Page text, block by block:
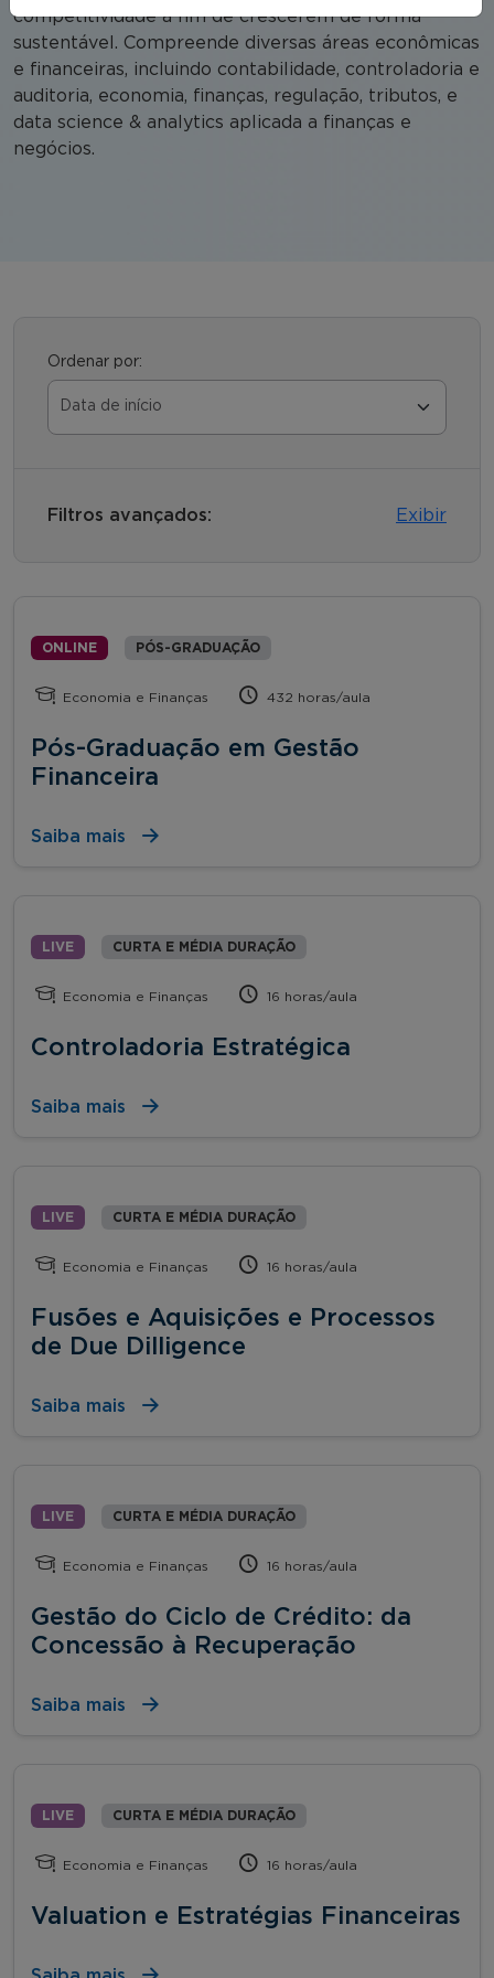
competitividade a fim de crescerem de forma
sustentável. Compreende diversas áreas econômicas
e financeiras, incluindo contabilidade, controladoria e
auditoria, economia, finanças, regulação, tributos, e
data science & analytics aplicada a finanças e
negócios.
Ordenar por:
Filtros avançados: Exibir
ONLINE PÓS-GRADUAÇÃO
Economia e Finanças 432 horas/aula
Pós-Graduação em Gestão
Financeira
Saiba mais
LIVE CURTA E MÉDIA DURAÇÃO
Economia e Finanças 16 horas/aula
Controladoria Estratégica
Saiba mais
LIVE CURTA E MÉDIA DURAÇÃO
Economia e Finanças 16 horas/aula
Fusões e Aquisições e Processos
de Due Dilligence
Saiba mais
LIVE CURTA E MÉDIA DURAÇÃO
Economia e Finanças 16 horas/aula
Gestão do Ciclo de Crédito: da
Concessão à Recuperação
Saiba mais
LIVE CURTA E MÉDIA DURAÇÃO
Economia e Finanças 16 horas/aula
Valuation e Estratégias Financeiras